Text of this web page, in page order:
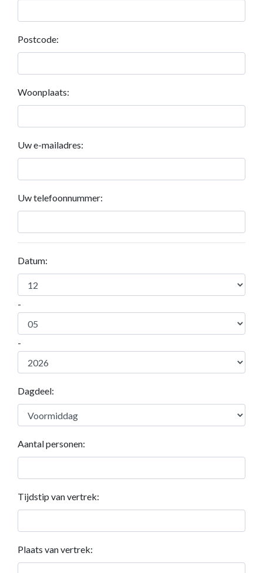
Postcode:
Woonplaats:
Uw e-mailadres:
Uw telefoonnummer:
Datum:
-
-
Dagdeel:
Aantal personen:
Tijdstip van vertrek:
Plaats van vertrek: